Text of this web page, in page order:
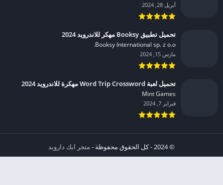
أبريل 28, 2024
تحميل تطبيق Booksy مهكر للاندرويد 2024
Booksy International sp. z o.o.‏
مارس 15, 2024
تحميل لعبة Word Trip Crossword مهكرة للاندرويد 2024
Mint Games‏
فبراير 7, 2024
© 2024 - كل الحقوق محفوظة -
متجر ابك دارويد